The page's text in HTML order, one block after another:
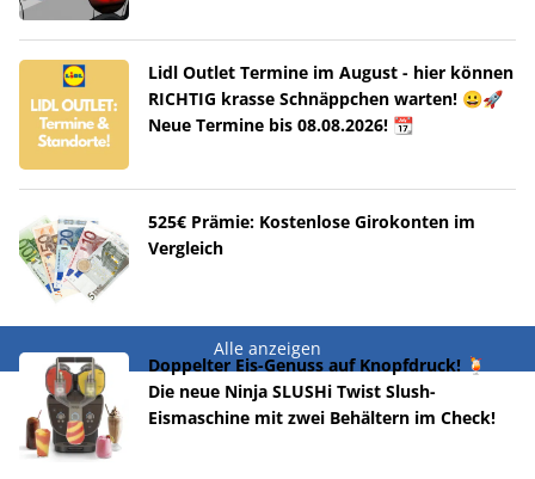
Lidl Outlet Termine im August - hier können
RICHTIG krasse Schnäppchen warten! 😀🚀
Neue Termine bis 08.08.2026! 📆
525€ Prämie: Kostenlose Girokonten im
Vergleich
Alle anzeigen
Doppelter Eis-Genuss auf Knopfdruck! 🍹
Die neue Ninja SLUSHi Twist Slush-
Eismaschine mit zwei Behältern im Check!